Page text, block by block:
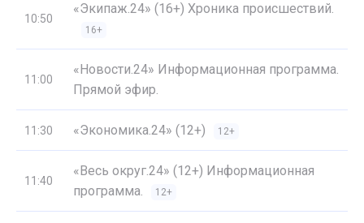
10:50
«Экипаж.24» (16+) Хроника происшествий.
16+
11:00
«Новости.24» Информационная программа.
Прямой эфир.
11:30 «Экономика.24» (12+) 12+
11:40
«Весь округ.24» (12+) Информационная
программа.
12+